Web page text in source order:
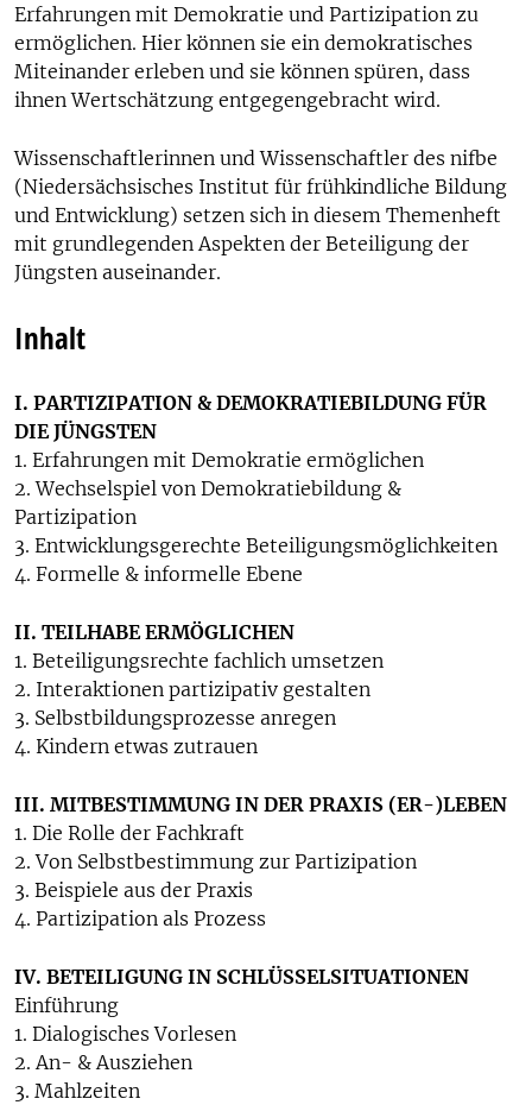
Erfahrungen mit Demokratie und Partizipation zu
ermöglichen. Hier können sie ein demokratisches
Miteinander erleben und sie können spüren, dass
ihnen Wertschätzung entgegengebracht wird.
Wissenschaftlerinnen und Wissenschaftler des nifbe
(Niedersächsisches Institut für frühkindliche Bildung
und Entwicklung) setzen sich in diesem Themenheft
mit grundlegenden Aspekten der Beteiligung der
Jüngsten auseinander.
Inhalt
I. PARTIZIPATION & DEMOKRATIEBILDUNG FÜR
DIE JÜNGSTEN
1. Erfahrungen mit Demokratie ermöglichen
2. Wechselspiel von Demokratiebildung &
Partizipation
3. Entwicklungsgerechte Beteiligungsmöglichkeiten
4. Formelle & informelle Ebene
II. TEILHABE ERMÖGLICHEN
1. Beteiligungsrechte fachlich umsetzen
2. Interaktionen partizipativ gestalten
3. Selbstbildungsprozesse anregen
4. Kindern etwas zutrauen
III. MITBESTIMMUNG IN DER PRAXIS (ER-)LEBEN
1. Die Rolle der Fachkraft
2. Von Selbstbestimmung zur Partizipation
3. Beispiele aus der Praxis
4. Partizipation als Prozess
IV. BETEILIGUNG IN SCHLÜSSELSITUATIONEN
Einführung
1. Dialogisches Vorlesen
2. An- & Ausziehen
3. Mahlzeiten